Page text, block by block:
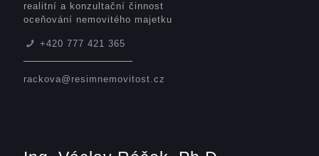
realitní a konzultační činnost
oceňování nemovitého majetku
+420 777 421 365
rackova@resimnemovitost.cz